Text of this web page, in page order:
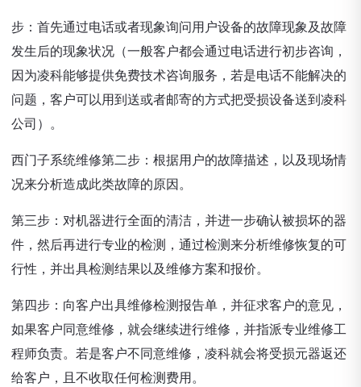
步：首先通过电话或者现象询问用户设备的故障现象及故障
发生后的现象状况（一般客户都会通过电话进行初步咨询，
因为凌科能够提供免费技术咨询服务，若是电话不能解决的
问题，客户可以用到送或者邮寄的方式把受损设备送到凌科
公司）。
西门子系统维修第二步：根据用户的故障描述，以及现场情
况来分析造成此类故障的原因。
第三步：对机器进行全面的清洁，并进一步确认被损坏的器
件，然后再进行专业的检测，通过检测来分析维修恢复的可
行性，并出具检测结果以及维修方案和报价。
第四步：向客户出具维修检测报告单，并征求客户的意见，
如果客户同意维修，就会继续进行维修，并指派专业维修工
程师负责。若是客户不同意维修，凌科就会将受损元器返还
给客户，且不收取任何检测费用。